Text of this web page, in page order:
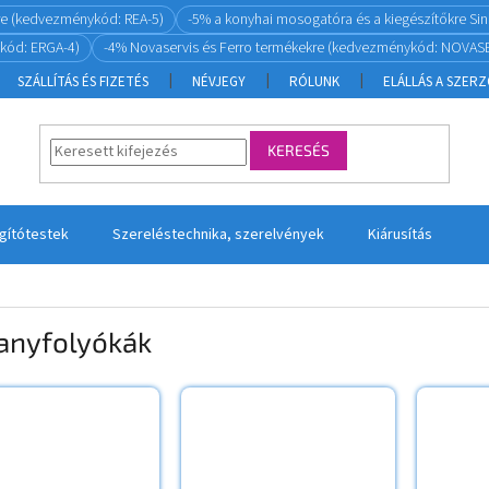
(kedvezménykód: REA-5)
-5% a konyhai mosogatóra és a kiegészítőkre
ERGA-4)
-4% Novaservis és Ferro termékekre (kedvezménykód:
SZÁLLÍTÁS ÉS FIZETÉS NÉVJEGY RÓLUNK ELÁLLÁS A
KERESÉS
Szereléstechnika, szerelvények Kiárusítás